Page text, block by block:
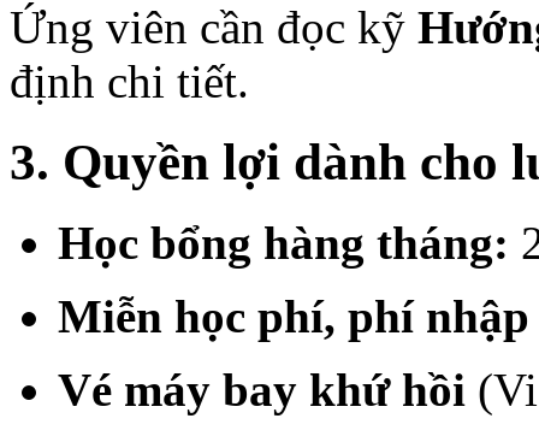
Ứng viên cần đọc kỹ
định chi tiết.
3. Quyền lợi dành cho
Học bổng hàng tháng:
Miễn học phí, phí
Vé máy bay khứ hồi